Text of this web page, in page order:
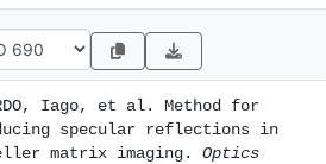
Iago, et al. Method for
specular reflections in
matrix imaging. Optics